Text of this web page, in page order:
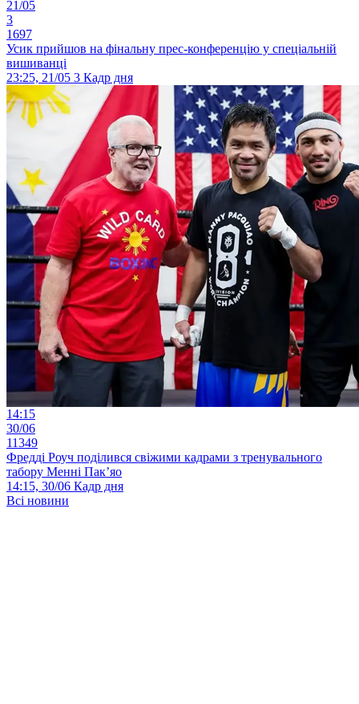
21/05
3
1697
Усик прийшов на фінальну прес-конференцію у спеціальній
вишиванці
23:25, 21/05 3 Кадр дня
14:15
30/06
11349
Фредді Роуч поділився свіжими кадрами з тренувального
табору Менні Пак’яо
14:15, 30/06 Кадр дня
Всі новини